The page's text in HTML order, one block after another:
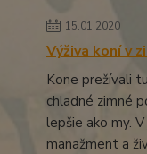
15.01.2020
Výživa koní v
Kone prežívali
chladné zimné
lepšie ako my.
manažment a